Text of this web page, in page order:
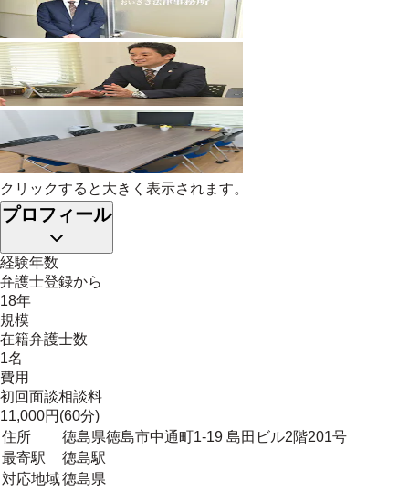
クリックすると大きく表示されます。
プロフィール
経験年数
弁護士登録から
18年
規模
在籍弁護士数
1名
費用
初回面談相談料
11,000円(60分)
住所
徳島県徳島市中通町1-19 島田ビル2階201号
最寄駅
徳島駅
対応地域徳島県